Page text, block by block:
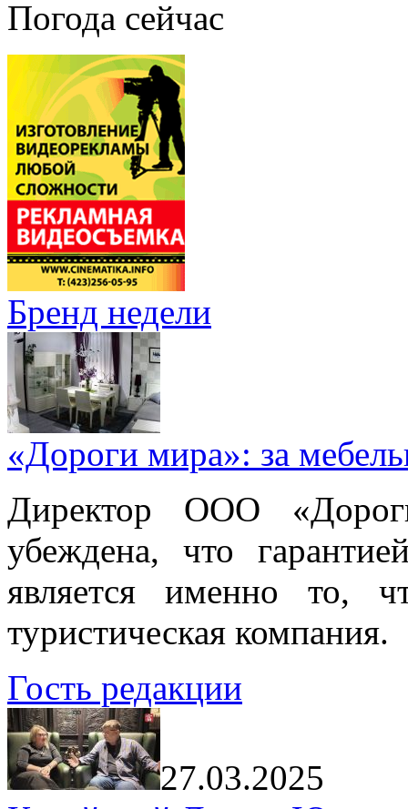
Погода сейчас
Бренд недели
«Дороги мира»: за
Директор ООО
убеждена, что
является именно то,
туристическая компания.
Гость редакции
27.03.2025